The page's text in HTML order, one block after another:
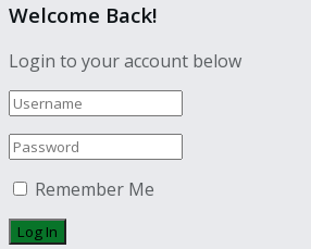
Welcome Back!
Login to your account below
Remember Me